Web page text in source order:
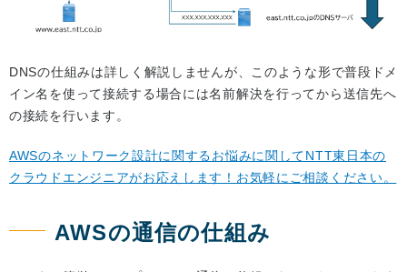
DNSの仕組みは詳しく解説しませんが、このような形で普段ドメ
イン名を使って接続する場合には名前解決を行ってから送信先へ
の接続を行います。
AWSのネットワーク設計に関するお悩みに関してNTT東日本の
クラウドエンジニアがお応えします！お気軽にご相談ください。
AWSの通信の仕組み